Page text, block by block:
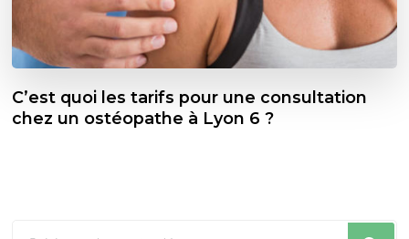
C’est quoi les tarifs pour une consultation
chez un ostéopathe à Lyon 6 ?